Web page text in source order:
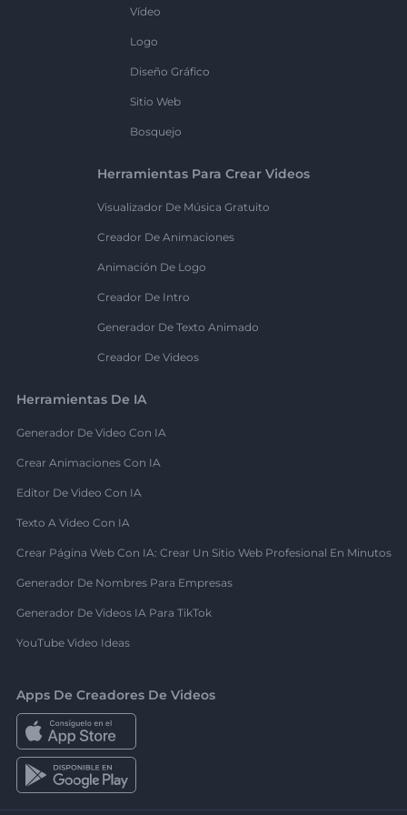
Vídeo
Logo
Diseño Gráfico
Sitio Web
Bosquejo
Herramientas Para Crear Videos
Visualizador De Música Gratuito
Creador De Animaciones
Animación De Logo
Creador De Intro
Generador De Texto Animado
Creador De Videos
Herramientas De IA
Generador De Video Con IA
Crear Animaciones Con IA
Editor De Video Con IA
Texto A Video Con IA
Crear Página Web Con IA: Crear Un Sitio Web Profesional En Minutos
Generador De Nombres Para Empresas
Generador De Videos IA Para TikTok
YouTube Video Ideas
Apps De Creadores De Videos